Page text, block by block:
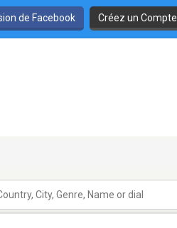
de Facebook Créez un Compte